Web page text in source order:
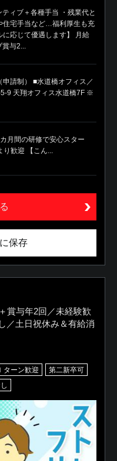
ィブ＋各種手当 ・残業代と
住宅手当など…福利厚生も充
応じて優遇します】 月給
賞与2...
請制） ■水道橋オフィス／
9 天翔オフィス水道橋7F ※
月間の研修で安心スター
り歓迎 【こん...
保存
賞与年2回／未経験歓
／土日祝休み＆有給消
ターン歓迎
第二新卒可